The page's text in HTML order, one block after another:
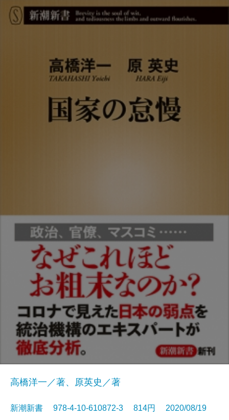
高橋洋一／著、原英史／著
新潮新書 978-4-10-610872-3 814円 2020/08/19